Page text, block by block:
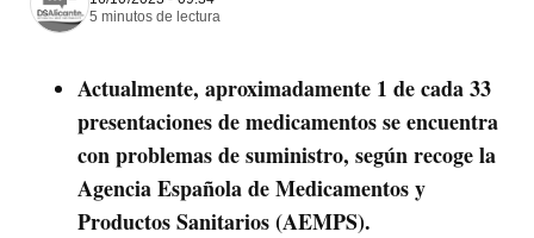
5 minutos de lectura
Actualmente, aproximadamente 1 de cada 33
presentaciones de medicamentos se encuentra
con problemas de suministro, según recoge la
Agencia Española de Medicamentos y
Productos Sanitarios (AEMPS).